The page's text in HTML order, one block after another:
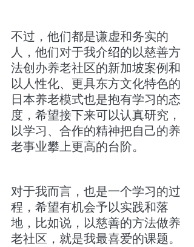
不过，他们都是谦虚和务实的
人，他们对于我介绍的以慈善方
法创办养老社区的新加坡案例和
以人性化、更具东方文化特色的
日本养老模式也是抱有学习的态
度，希望接下来可以认真研究，
以学习、合作的精神把自己的养
老事业攀上更高的台阶。
对于我而言，也是一个学习的过
程，希望有机会予以实践和落
地，比如说，以慈善的方法做养
老社区，就是我最喜爱的课题。